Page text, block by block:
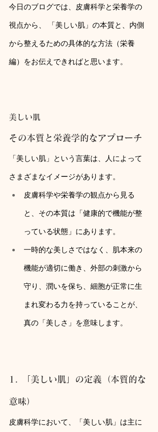
今日のブログでは、皮膚科学と栄養学の
視点から、 「美しい肌」の本質と、内側
から整えるための具体的な方法（栄養
編）をお伝えできればと思います。
美しい肌
その本質と栄養学的なアプローチ
「美しい肌」という言葉は、人によって
さまざまなイメージがあります。
皮膚科学や栄養学の観点から見る
と、その本質は「健康的で機能が整
っている状態」にあります。
一時的な美しさではなく、肌本来の
機能が適切に働き、外部の刺激から
守り、潤いを保ち、細胞が正常に生
まれ変わる力を持っていることが、
真の「美しさ」を意味します。
1. 「美しい肌」の定義（本質的な
意味）
皮膚科学において、「美しい肌」は主に